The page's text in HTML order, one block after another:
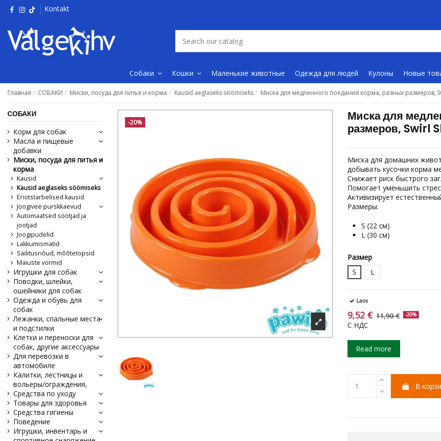
Kontakt
Собаки Кошки Маленькие животные Одежда для людей Кулоны Новые
Главная СОБАКИ Миски, посуда для питья и корма Kausid aeglaseks söömiseks Миска для медленного поедания корма, разных размеров,
-20%
Миска для
размеров, Swirl
Миска для домашних
добывать кусочки корма
Снижает риск быстрого
Помогает уменьшить
Активизирует
Размеры:
S (22 см)
L (30 см)
Размер
S
L
Laos
9,52 € 11,90 € -20%
С НДС
Read more
В
СОБАКИ
Корм для собак
Масла и пищевые
добавки
Миски, посуда для питья и
корма
Kausid
Kausid aeglaseks söömiseks
Eriotstarbelised kausid
Joogivee purskkaevud
Automaatsed söötjad ja
jootjad
Joogipudelid
Lakkumismatid
Säilitusnõud, mõõtetopsid
Maiuste vormid
Игрушки для собак
Поводки, шлейки,
ошейники для собак
Одежда и обувь для
собак
Лежанки, спальные места
и подстилки
Клетки и переноски для
собак, другие аксессуары
Для перевозки в
автомобиле
Калитки, лестницы и
вольеры/ограждения,
Средства по уходу
Товары для здоровья
Средства гигиены
Поведение
Игрушки, инвентарь и